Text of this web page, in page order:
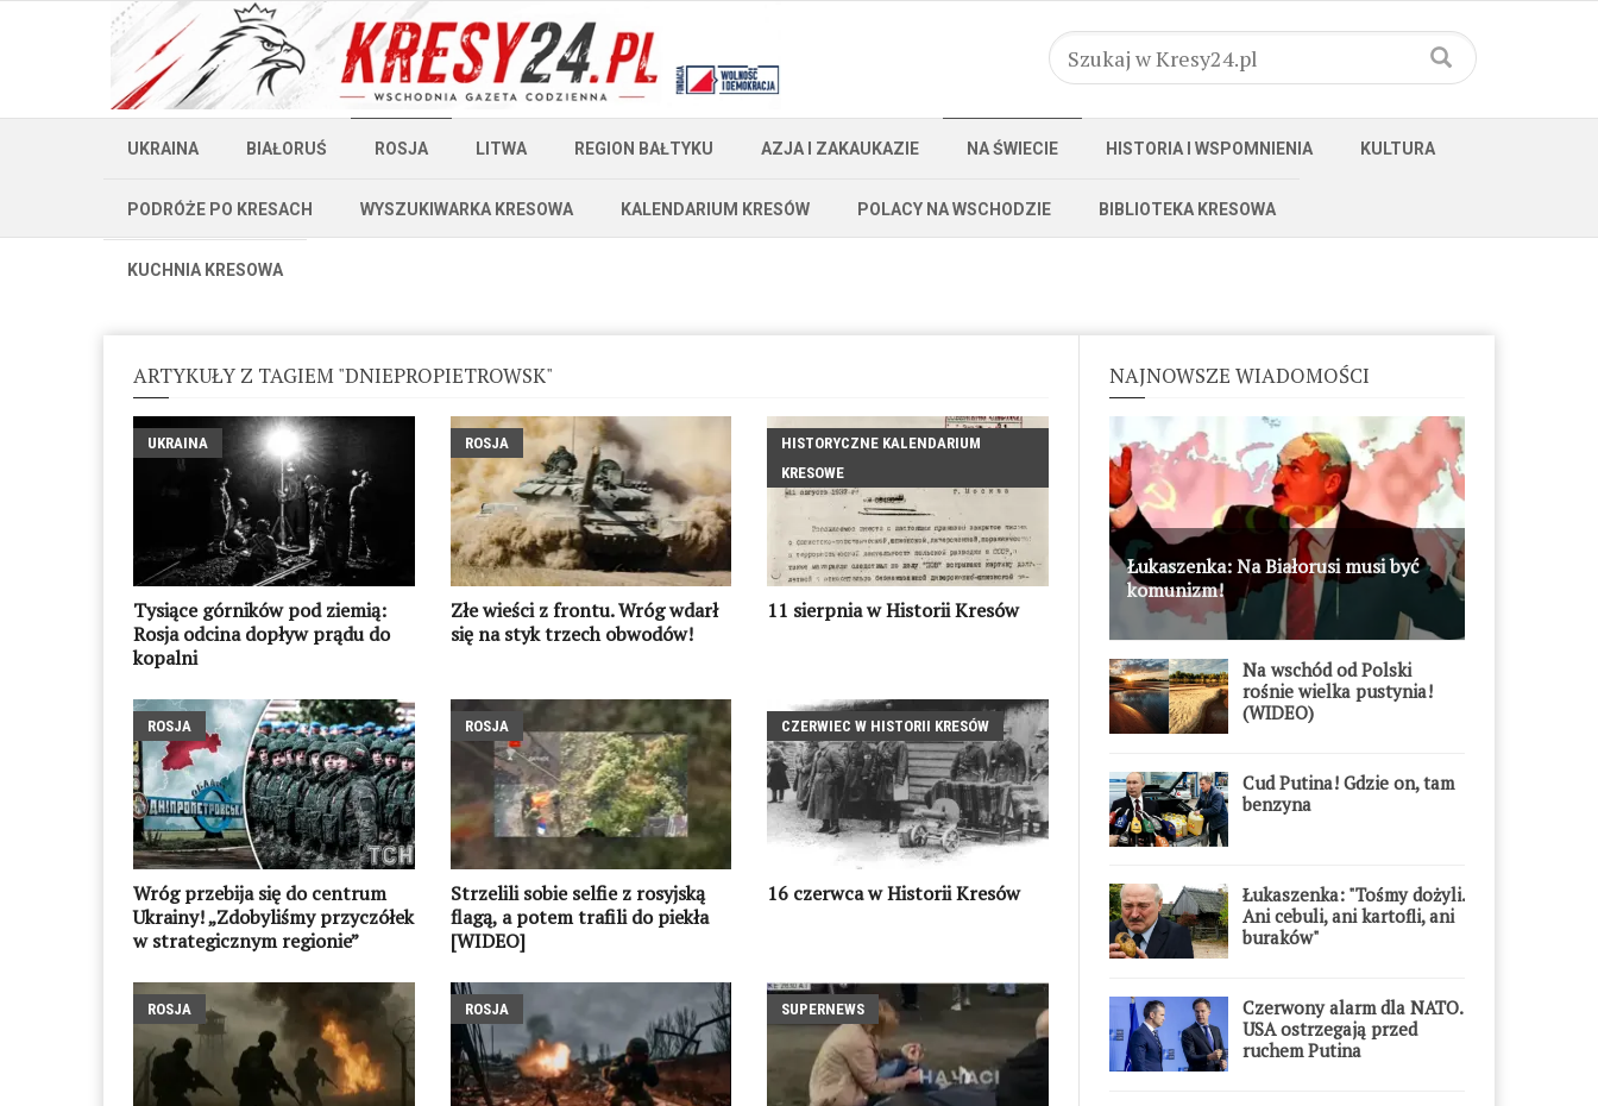
UKRAINA BIAŁORUŚ ROSJA LITWA REGION BAŁTYKU AZJA I ZAKAUKAZIE NA ŚWIECIE HISTORIA I WSPOMNIENIA KULTURA
PODRÓŻE PO KRESACH WYSZUKIWARKA KRESOWA KALENDARIUM KRESÓW POLACY NA WSCHODZIE BIBLIOTEKA KRESOWA
KUCHNIA KRESOWA
ARTYKUŁY Z TAGIEM "DNIEPROPIETROWSK"
UKRAINA
Tysiące górników pod ziemią:
Rosja odcina dopływ prądu do
kopalni
ROSJA
Złe wieści z frontu. Wróg wdarł
się na styk trzech obwodów!
HISTORYCZNE KALENDARIUM
KRESOWE
11 sierpnia w Historii Kresów
ROSJA
Wróg przebija się do centrum
Ukrainy! „Zdobyliśmy przyczółek
w strategicznym regionie”
ROSJA
Strzelili sobie selfie z rosyjską
flagą, a potem trafili do piekła
[WIDEO]
CZERWIEC W HISTORII KRESÓW
16 czerwca w Historii Kresów
ROSJA ROSJA SUPERNEWS
NAJNOWSZE WIADOMOŚCI
Łukaszenka: Na Białorusi musi być
komunizm!
Na wschód od Polski
rośnie wielka pustynia!
(WIDEO)
Cud Putina! Gdzie on, tam
benzyna
Łukaszenka: "Tośmy dożyli.
Ani cebuli, ani kartofli, ani
buraków"
Czerwony alarm dla NATO.
USA ostrzegają przed
ruchem Putina